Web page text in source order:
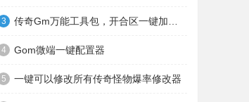
3
4 Gom微端一键配置器
5 一键可以修改所有传奇怪物爆率修改器